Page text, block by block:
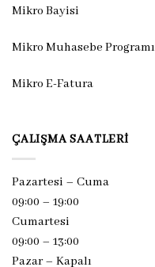
Mikro Bayisi
Mikro Muhasebe Programı
Mikro E-Fatura
ÇALIŞMA SAATLERI
Pazartesi – Cuma
09:00 – 19:00
Cumartesi
09:00 – 13:00
Pazar – Kapalı